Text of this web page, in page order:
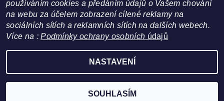
Facebook | Heureka.cz
2026 ©FoltynTextil.cz, všechna práva vyhrazenaUpravit nastavení cookies
Vytvořil Shoptet
používáním cookies a předáním údajů o Vašem chování
na webu za účelem zobrazení cílené reklamy na
sociálních sítích a reklamních sítích na dalších webech.
Více na :Podmínky ochrany osobních údajů
NASTAVENÍ
SOUHLASÍM